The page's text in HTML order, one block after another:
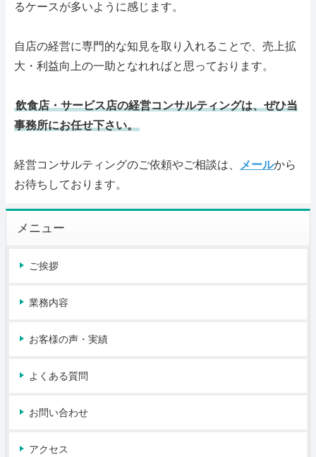
るケースが多いように感じます。
自店の経営に専門的な知見を取り入れることで、売上拡
大・利益向上の一助となれればと思っております。
飲食店・サービス店の経営コンサルティングは、ぜひ当
事務所にお任せ下さい。
経営コンサルティングのご依頼やご相談は、 メールから
お待ちしております。
メニュー
ご挨拶
業務内容
お客様の声・実績
よくある質問
お問い合わせ
アクセス